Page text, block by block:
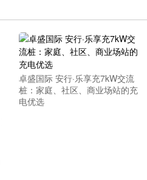
卓盛国际 安行·乐享充7kW交流
桩：家庭、社区、商业场站的充
电优选